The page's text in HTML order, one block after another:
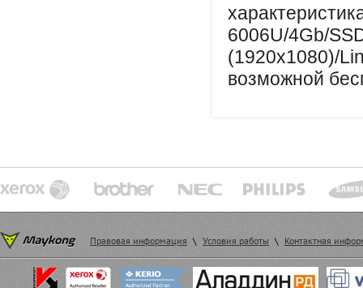
6006U/4Gb/
(1920x1080)/
возможной
Правовая информация \ Условия работы \ Контактная